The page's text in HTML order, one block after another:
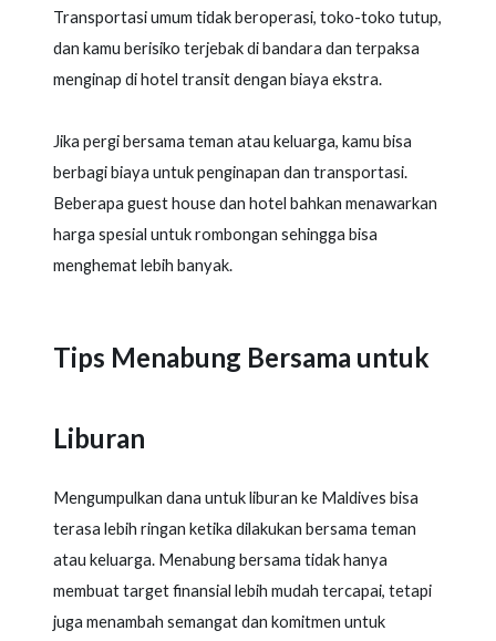
Transportasi umum tidak beroperasi, toko-toko tutup,
dan kamu berisiko terjebak di bandara dan terpaksa
menginap di hotel transit dengan biaya ekstra.
Jika pergi bersama teman atau keluarga, kamu bisa
berbagi biaya untuk penginapan dan transportasi.
Beberapa guest house dan hotel bahkan menawarkan
harga spesial untuk rombongan sehingga bisa
menghemat lebih banyak.
Tips Menabung Bersama untuk
Liburan
Mengumpulkan dana untuk liburan ke Maldives bisa
terasa lebih ringan ketika dilakukan bersama teman
atau keluarga. Menabung bersama tidak hanya
membuat target finansial lebih mudah tercapai, tetapi
juga menambah semangat dan komitmen untuk